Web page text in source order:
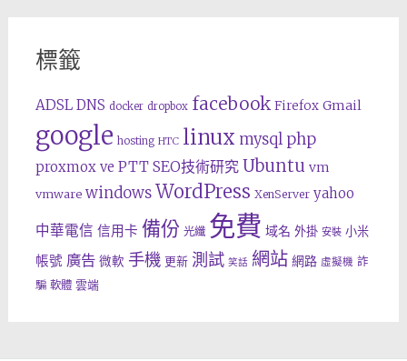
標籤
ADSL DNS docker dropbox facebook Firefox Gmail
google hosting HTC linux mysql php
proxmox ve PTT SEO技術研究 Ubuntu vm
vmware windows WordPress XenServer yahoo
中華電信 信用卡 備份 光纖 免費 域名 外掛 安裝 小米
帳號 廣告 微軟 手機 更新 測試 笑話 網站 網路 虛擬機 詐
騙 軟體 雲端